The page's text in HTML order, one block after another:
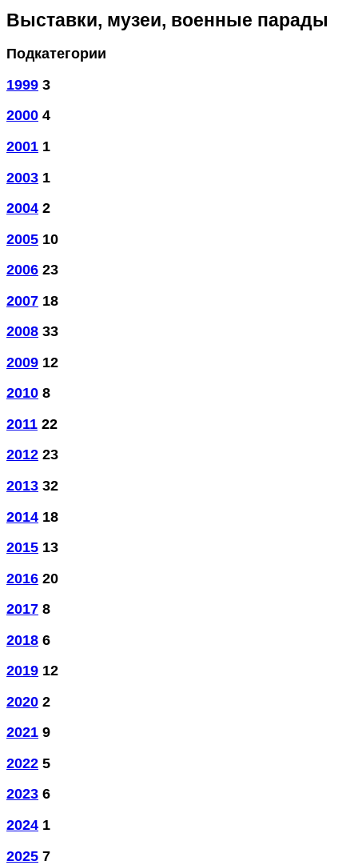
Выставки, музеи, военные парады
Подкатегории
1999 3
2000 4
2001 1
2003 1
2004 2
2005 10
2006 23
2007 18
2008 33
2009 12
2010 8
2011 22
2012 23
2013 32
2014 18
2015 13
2016 20
2017 8
2018 6
2019 12
2020 2
2021 9
2022 5
2023 6
2024 1
2025 7